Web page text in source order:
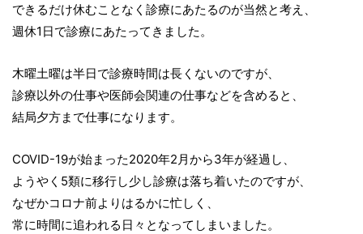
できるだけ休むことなく診療にあたるのが当然と考え、
週休1日で診療にあたってきました。
木曜土曜は半日で診療時間は長くないのですが、
診療以外の仕事や医師会関連の仕事などを含めると、
結局夕方まで仕事になります。
COVID-19が始まった2020年2月から3年が経過し、
ようやく5類に移行し少し診療は落ち着いたのですが、
なぜかコロナ前よりはるかに忙しく、
常に時間に追われる日々となってしまいました。